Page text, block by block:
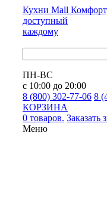
Кухни Mall
доступный
каждому
ПН-ВС
с 10:00 до 20:00
8 (800) 302-77-06 8
КОРЗИНА
0 товаров. Заказать
Меню